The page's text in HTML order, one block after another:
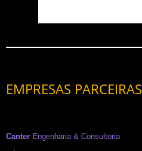
EMPRESAS PARCEIRAS
Canter Engenharia & Consultoria